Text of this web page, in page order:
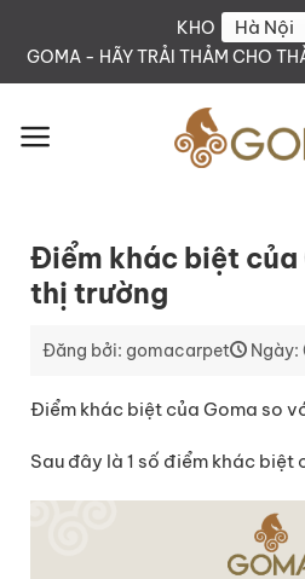
KHO
GOMA - HÃY TRẢI THẢM CHO
Điểm khác biệt của
thị trường
Đăng bởi: gomacarpet
Điểm khác biệt của Goma so
Sau đây là 1 số điểm khác biệt